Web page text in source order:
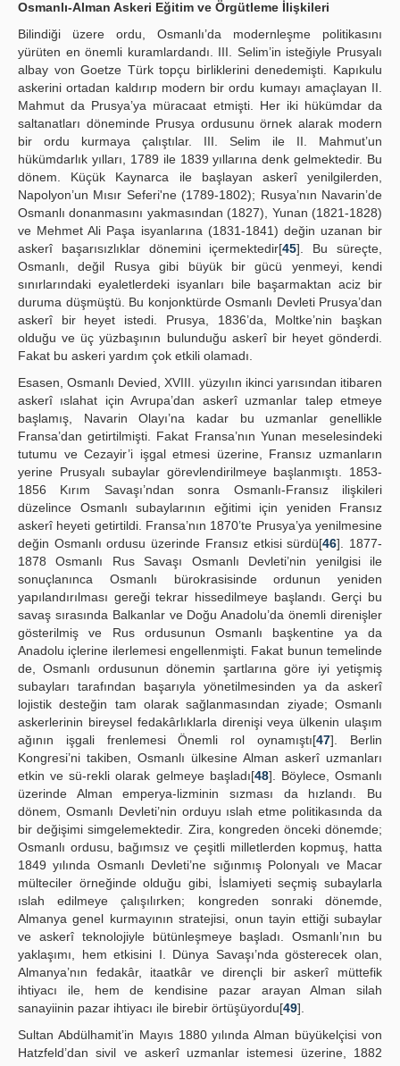
Osmanlı-Alman Askeri Eğitim ve Örgütleme İlişkileri
Bilindiği üzere ordu, Osmanlı’da modernleşme politikasını
yürüten en önemli kuramlardandı. III. Selim’in isteğiyle Prusyalı
albay von Goetze Türk topçu birliklerini denedemişti. Kapıkulu
askerini ortadan kaldırıp modern bir ordu kumayı amaçlayan II.
Mahmut da Prusya’ya müracaat etmişti. Her iki hükümdar da
saltanatları döneminde Prusya ordusunu örnek alarak modern
bir ordu kurmaya çalıştılar. III. Selim ile II. Mahmut’un
hükümdarlık yılları, 1789 ile 1839 yıllarına denk gelmektedir. Bu
dönem. Küçük Kaynarca ile başlayan askerî yenilgilerden,
Napolyon’un Mısır Seferi'ne (1789-1802); Rusya’nın Navarin’de
Osmanlı donanmasını yakmasından (1827), Yunan (1821-1828)
ve Mehmet Ali Paşa isyanlarına (1831-1841) değin uzanan bir
askerî başarısızlıklar dönemini içermektedir[45]. Bu süreçte,
Osmanlı, değil Rusya gibi büyük bir gücü yenmeyi, kendi
sınırlarındaki eyaletlerdeki isyanları bile başarmaktan aciz bir
duruma düşmüştü. Bu konjonktürde Osmanlı Devleti Prusya’dan
askerî bir heyet istedi. Prusya, 1836’da, Moltke’nin başkan
olduğu ve üç yüzbaşının bulunduğu askerî bir heyet gönderdi.
Fakat bu askeri yardım çok etkili olamadı.
Esasen, Osmanlı Devied, XVIII. yüzyılın ikinci yarısından itibaren
askerî ıslahat için Avrupa’dan askerî uzmanlar talep etmeye
başlamış, Navarin Olayı’na kadar bu uzmanlar genellikle
Fransa’dan getirtilmişti. Fakat Fransa’nın Yunan meselesindeki
tutumu ve Cezayir’i işgal etmesi üzerine, Fransız uzmanların
yerine Prusyalı subaylar görevlendirilmeye başlanmıştı. 1853-
1856 Kırım Savaşı’ndan sonra Osmanlı-Fransız ilişkileri
düzelince Osmanlı subaylarının eğitimi için yeniden Fransız
askerî heyeti getirtildi. Fransa’nın 1870’te Prusya’ya yenilmesine
değin Osmanlı ordusu üzerinde Fransız etkisi sürdü[46]. 1877-
1878 Osmanlı Rus Savaşı Osmanlı Devleti’nin yenilgisi ile
sonuçlanınca Osmanlı bürokrasisinde ordunun yeniden
yapılandırılması gereği tekrar hissedilmeye başlandı. Gerçi bu
savaş sırasında Balkanlar ve Doğu Anadolu’da önemli direnişler
gösterilmiş ve Rus ordusunun Osmanlı başkentine ya da
Anadolu içlerine ilerlemesi engellenmişti. Fakat bunun temelinde
de, Osmanlı ordusunun dönemin şartlarına göre iyi yetişmiş
subayları tarafından başarıyla yönetilmesinden ya da askerî
lojistik desteğin tam olarak sağlanmasından ziyade; Osmanlı
askerlerinin bireysel fedakârlıklarla direnişi veya ülkenin ulaşım
ağının işgali frenlemesi Önemli rol oynamıştı[47]. Berlin
Kongresi’ni takiben, Osmanlı ülkesine Alman askerî uzmanları
etkin ve sü-rekli olarak gelmeye başladı[48]. Böylece, Osmanlı
üzerinde Alman emperya-lizminin sızması da hızlandı. Bu
dönem, Osmanlı Devleti’nin orduyu ıslah etme politikasında da
bir değişimi simgelemektedir. Zira, kongreden önceki dönemde;
Osmanlı ordusu, bağımsız ve çeşitli milletlerden kopmuş, hatta
1849 yılında Osmanlı Devleti’ne sığınmış Polonyalı ve Macar
mülteciler örneğinde olduğu gibi, İslamiyeti seçmiş subaylarla
ıslah edilmeye çalışılırken; kongreden sonraki dönemde,
Almanya genel kurmayının stratejisi, onun tayin ettiği subaylar
ve askerî teknolojiyle bütünleşmeye başladı. Osmanlı’nın bu
yaklaşımı, hem etkisini I. Dünya Savaşı’nda gösterecek olan,
Almanya’nın fedakâr, itaatkâr ve dirençli bir askerî müttefik
ihtiyacı ile, hem de kendisine pazar arayan Alman silah
sanayiinin pazar ihtiyacı ile birebir örtüşüyordu[49].
Sultan Abdülhamit’in Mayıs 1880 yılında Alman büyükelçisi von
Hatzfeld’dan sivil ve askerî uzmanlar istemesi üzerine, 1882